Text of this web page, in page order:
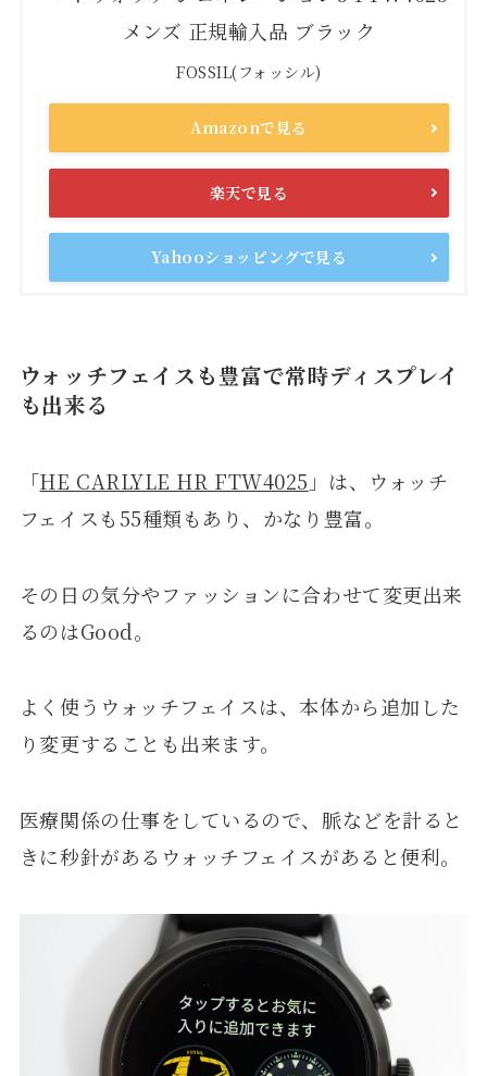
メンズ 正規輸入品 ブラック
FOSSIL(フォッシル)
Amazonで見る
楽天で見る
Yahooショッピングで見る
ウォッチフェイスも豊富で常時ディスプレイ
も出来る
「HE CARLYLE HR FTW4025 」は、ウォッチ
フェイスも55種類もあり、かなり豊富。
その日の気分やファッションに合わせて変更出来
るのはGood。
よく使うウォッチフェイスは、本体から追加した
り変更することも出来ます。
医療関係の仕事をしているので、脈などを計ると
きに秒針があるウォッチフェイスがあると便利。